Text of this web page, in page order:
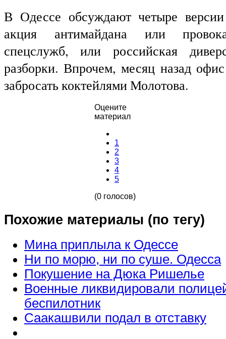
В Одессе обсуждают четыре
акция антимайдана или
спецслужб, или российская
разборки. Впрочем, месяц назад
забросать коктейлями Молотова.
Оцените
материал
1
2
3
4
5
(0 голосов)
Похожие материалы (по тегу)
Мина приплыла к Одессе
Ни по морю, ни по суше. Одесса
Покушение на Дюка Ришелье
Военные ликвидировали
беспилотник
Саакашвили подал в отставку